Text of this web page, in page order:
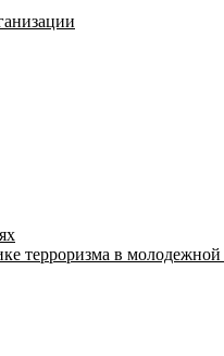
терроризма в молодежной